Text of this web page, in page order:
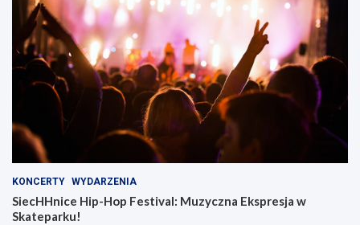
KONCERTY WYDARZENIA
SiecHHnice Hip-Hop Festival: Muzyczna Ekspresja w
Skateparku!